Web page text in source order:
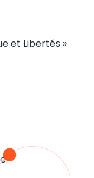
et Libertés »